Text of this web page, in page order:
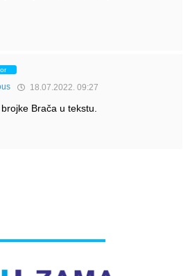
18.07.2022. 09:27
Brača u tekstu.